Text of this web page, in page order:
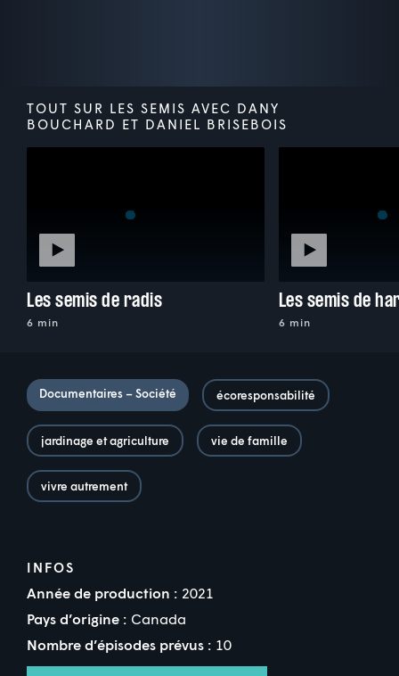
TOUT SUR LES SEMIS AVEC DANY
BOUCHARD ET DANIEL BRISEBOIS
Les semis de radis
6 min
Les semis de
6 min
Documentaires – Société écoresponsabilité
jardinage et agriculture vie de famille
vivre autrement
INFOS
Année de production : 2021
Pays d’origine : Canada
Nombre d’épisodes prévus : 10